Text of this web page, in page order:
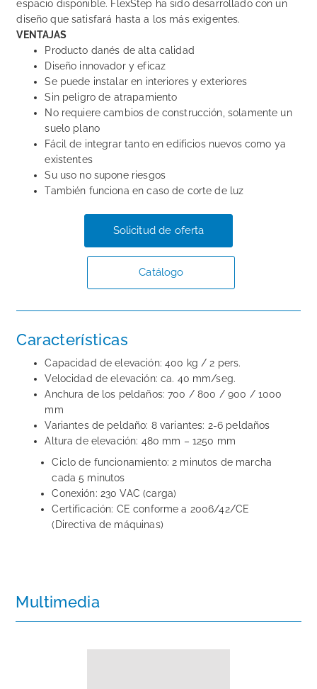
espacio disponible. FlexStep ha sido desarrollado con un
diseño que satisfará hasta a los más exigentes.
VENTAJAS
Producto danés de alta calidad
Diseño innovador y eficaz
Se puede instalar en interiores y exteriores
Sin peligro de atrapamiento
No requiere cambios de construcción, solamente un
suelo plano
Fácil de integrar tanto en edificios nuevos como ya
existentes
Su uso no supone riesgos
También funciona en caso de corte de luz
Solicitud de oferta
Catálogo
Características
Capacidad de elevación: 400 kg / 2 pers.
Velocidad de elevación: ca. 40 mm/seg.
Anchura de los peldaños: 700 / 800 / 900 / 1000
mm
Variantes de peldaño: 8 variantes: 2-6 peldaños
Altura de elevación: 480 mm – 1250 mm
Ciclo de funcionamiento: 2 minutos de marcha
cada 5 minutos
Conexión: 230 VAC (carga)
Certificación: CE conforme a 2006/42/CE
(Directiva de máquinas)
Multimedia